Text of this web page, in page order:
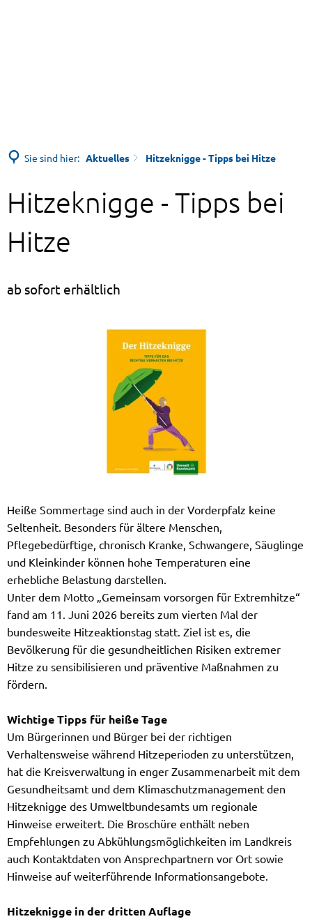
Sie sind hier: Aktuelles Hitzeknigge - Tipps bei Hitze
Hitzeknigge - Tipps bei
Hitze
ab sofort erhältlich
Heiße Sommertage sind auch in der Vorderpfalz keine
Seltenheit. Besonders für ältere Menschen,
Pflegebedürftige, chronisch Kranke, Schwangere, Säuglinge
und Kleinkinder können hohe Temperaturen eine
erhebliche Belastung darstellen.
Unter dem Motto „Gemeinsam vorsorgen für Extremhitze“
fand am 11. Juni 2026 bereits zum vierten Mal der
bundesweite Hitzeaktionstag statt. Ziel ist es, die
Bevölkerung für die gesundheitlichen Risiken extremer
Hitze zu sensibilisieren und präventive Maßnahmen zu
fördern.
Wichtige Tipps für heiße Tage
Um Bürgerinnen und Bürger bei der richtigen
Verhaltensweise während Hitzeperioden zu unterstützen,
hat die Kreisverwaltung in enger Zusammenarbeit mit dem
Gesundheitsamt und dem Klimaschutzmanagement den
Hitzeknigge des Umweltbundesamts um regionale
Hinweise erweitert. Die Broschüre enthält neben
Empfehlungen zu Abkühlungsmöglichkeiten im Landkreis
auch Kontaktdaten von Ansprechpartnern vor Ort sowie
Hinweise auf weiterführende Informationsangebote.
Hitzeknigge in der dritten Auflage